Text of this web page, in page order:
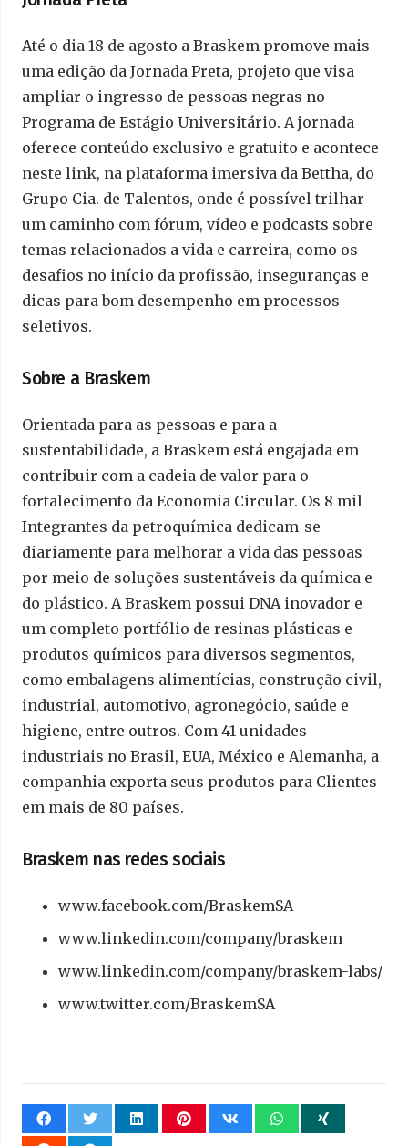
Até o dia 18 de agosto a Braskem promove mais
uma edição da Jornada Preta, projeto que visa
ampliar o ingresso de pessoas negras no
Programa de Estágio Universitário. A jornada
oferece conteúdo exclusivo e gratuito e acontece
neste link, na plataforma imersiva da Bettha, do
Grupo Cia. de Talentos, onde é possível trilhar
um caminho com fórum, vídeo e podcasts sobre
temas relacionados a vida e carreira, como os
desafios no início da profissão, inseguranças e
dicas para bom desempenho em processos
seletivos.
Sobre a Braskem
Orientada para as pessoas e para a
sustentabilidade, a Braskem está engajada em
contribuir com a cadeia de valor para o
fortalecimento da Economia Circular. Os 8 mil
Integrantes da petroquímica dedicam-se
diariamente para melhorar a vida das pessoas
por meio de soluções sustentáveis da química e
do plástico. A Braskem possui DNA inovador e
um completo portfólio de resinas plásticas e
produtos químicos para diversos segmentos,
como embalagens alimentícias, construção civil,
industrial, automotivo, agronegócio, saúde e
higiene, entre outros. Com 41 unidades
industriais no Brasil, EUA, México e Alemanha, a
companhia exporta seus produtos para Clientes
em mais de 80 países.
Braskem nas redes sociais
www.facebook.com/BraskemSA
www.linkedin.com/company/braskem
www.linkedin.com/company/braskem-labs/
www.twitter.com/BraskemSA